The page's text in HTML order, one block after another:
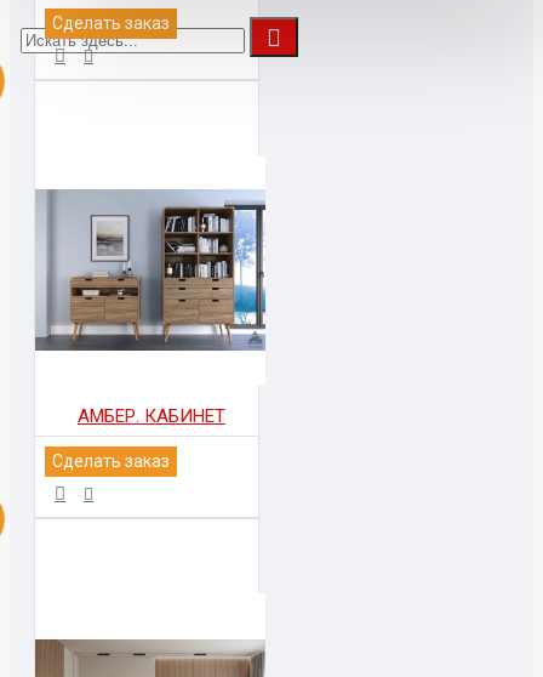
Сделать заказ
АМБЕР. КАБИНЕТ
Сделать заказ